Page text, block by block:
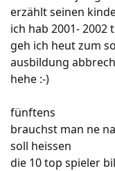
erzählt seinen
ich hab 2001-
geh ich heut zum
ausbildung
hehe :-)
fünftens
brauchst man ne
soll heissen
die 10 top spieler